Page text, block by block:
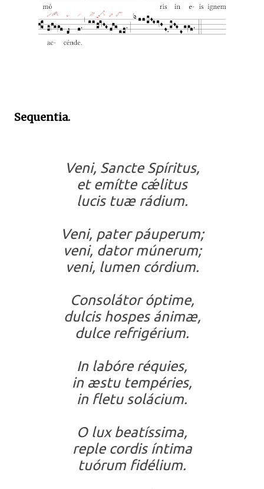
Sequentia.
Veni, Sancte Spíritus,
et emítte cǽlitus
lucis tuæ rádium.
Veni, pater páuperum;
veni, dator múnerum;
veni, lumen córdium.
Consolátor óptime,
dulcis hospes ánimæ,
dulce refrigérium.
In labóre réquies,
in æstu tempéries,
in fletu solácium.
O lux beatíssima,
reple cordis íntima
tuórum fidélium.